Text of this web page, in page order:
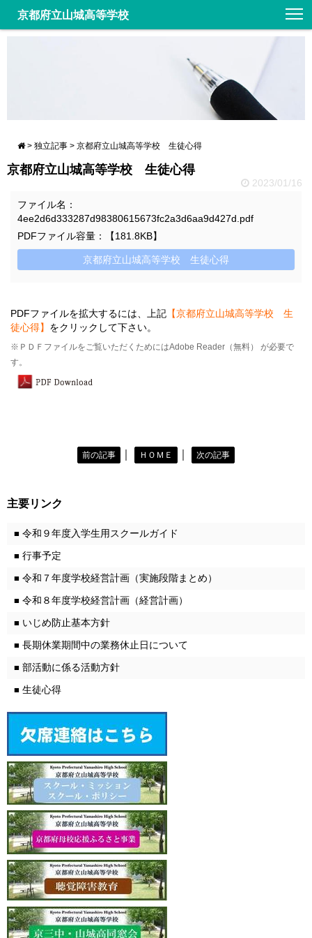
> 独立記事 > 京都府立山城高等学校 生徒心得
京都府立山城高等学校 生徒心得
2023/01/16
ファイル名：
4ee2d6d333287d98380615673fc2a3d6aa9d427d.pdf
PDFファイル容量：【181.8KB】
京都府立山城高等学校 生徒心得
PDFファイルを拡大するには、上記 【京都府立山城高等学校 生
徒心得】 をクリックして下さい。
※ＰＤＦファイルをご覧いただくためにはAdobe Reader（無料） が必要で
す。
前の記事 ｜ ＨＯＭＥ ｜ 次の記事
主要リンク
■ 令和９年度入学生用スクールガイド
■ 行事予定
■ 令和７年度学校経営計画（実施段階まとめ）
■ 令和８年度学校経営計画（経営計画）
■ いじめ防止基本方針
■ 長期休業期間中の業務休止日について
■ 部活動に係る活動方針
■ 生徒心得
京都府立山城高等学校